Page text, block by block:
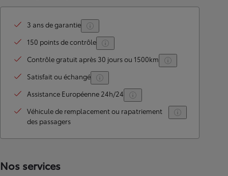
3 ans de garantie
150 points de contrôle
Contrôle gratuit après 30 jours ou 1500km
Satisfait ou échangé
Assistance Européenne 24h/24
Véhicule de remplacement ou rapatriement
des passagers
Nos services